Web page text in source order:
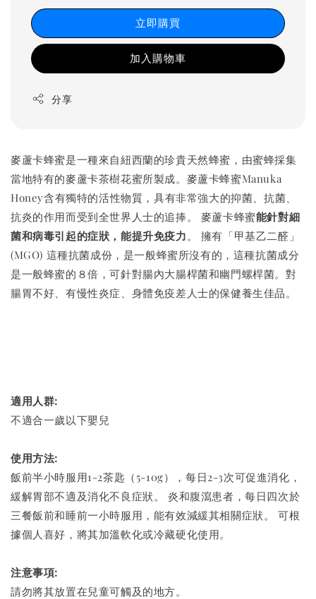
立即購買
加入購物車
分享
麥蘆卡蜂蜜是一種來自紐西蘭的珍貴天然蜂蜜，由蜜蜂採集
當地特有的麥蘆卡茶樹花蜜所製成。 麥蘆卡蜂蜜Manuka
Honey含有獨特的活性物質，具有非常強大的抑菌、抗菌、
抗炎的作用而受到全世界人士的追捧。
麥蘆卡蜂蜜能針對細
菌和病毒引起的症狀，能提升免疫力 。 擁有「甲基乙二醛」
(MGO) 這種抗菌成份，是一般蜂蜜所沒有的，這種抗菌成分
是一般蜂蜜的８倍，可針對腸內大腸桿菌和幽門螺桿菌。對
腸胃不好、有慢性炎症、身體免疫差人士的保健養生佳品。
適用人群:
不適合一歲以下嬰兒
使用方法:
飯前半小時服用1-2茶匙（5-10g），每日2-3次可促進消化，
緩解胃部不適及消化不良症狀。 炎和腹瀉患者，每日四次於
三餐飯前和睡前一小時服用，能有效減緩其相關症狀。 可根
據個人喜好，將其加溫軟化或冷藏硬化使用。
注意事項:
請勿將其放置在兒童可觸及的地方。